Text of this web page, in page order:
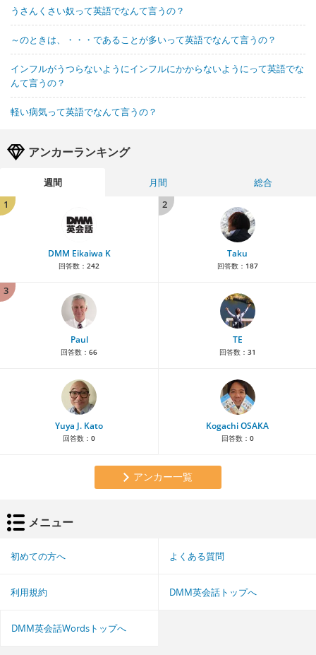
うさんくさい奴って英語でなんて言うの？
～のときは、・・・であることが多いって英語でなんて言うの？
インフルがうつらないようにインフルにかからないようにって英語でな
んて言うの？
軽い病気って英語でなんて言うの？
アンカーランキング
週間 月間
総合
1
DMM Eikaiwa K
回答数： 242
2
Taku
回答数： 187
3
Paul
回答数： 66
TE
回答数： 31
Yuya J. Kato
回答数： 0
Kogachi OSAKA
回答数： 0
アンカー一覧
メニュー
初めての方へ よくある質問
利用規約 DMM英会話トップへ
DMM英会話Wordsトップへ